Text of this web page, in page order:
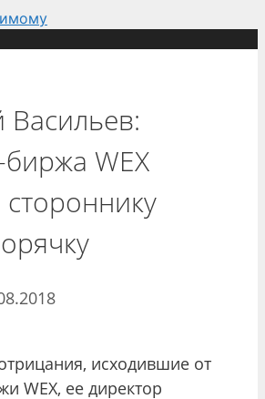
WEX
исходившие от
WEX, ее директор